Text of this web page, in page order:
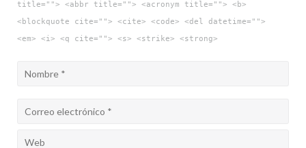
title=""> <abbr title=""> <acronym title=""> <b>
<blockquote cite=""> <cite> <code> <del datetime="">
<em> <i> <q cite=""> <s> <strike> <strong>